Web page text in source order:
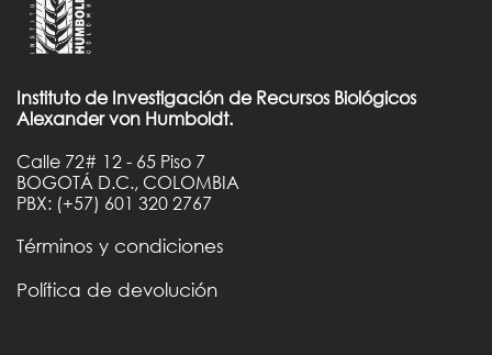
Instituto de Investigación de Recursos Biológicos
Alexander von Humboldt.
Calle 72# 12 - 65 Piso 7
BOGOTÁ D.C., COLOMBIA
PBX: (+57) 601 320 2767
Términos y condiciones
Política de devolución